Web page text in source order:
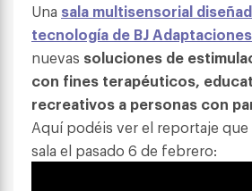
Una sala multisensorial
tecnología de BJ Adaptaciones
nuevas soluciones de e
con fines terapéuticos,
recreativos a personas con
Aquí podéis ver el reportaje que
sala el pasado 6 de febrero: